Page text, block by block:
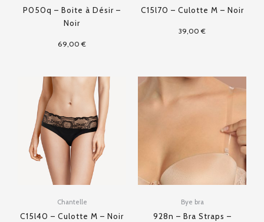
P050q – Boite à Désir –
Noir
69,00€
C15l70 – Culotte M – Noir
39,00€
Chantelle
C15l40 – Culotte M – Noir
Bye bra
928n – Bra Straps –